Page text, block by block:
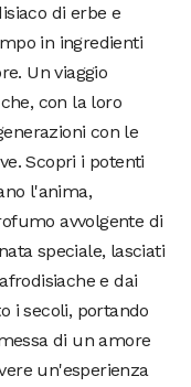
di erbe e
in ingredienti
Un viaggio
con la loro
con le
Scopri i potenti
l'anima,
avvolgente di
speciale, lasciati
e dai
i secoli, portando
di un amore
un'esperienza